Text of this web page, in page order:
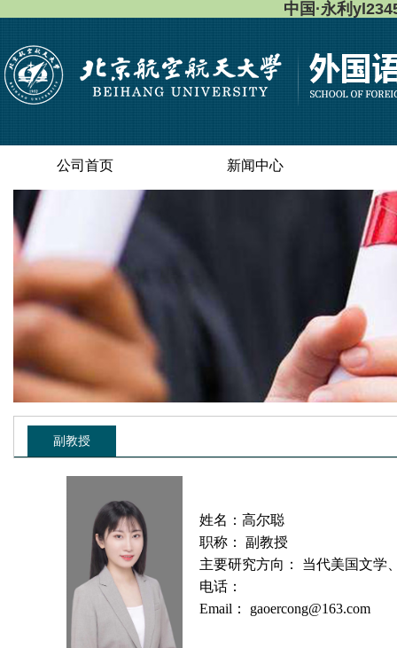
中国·永利
公司首页 新闻中心
副教授
姓名：高尔聪
职称： 副教授
主要研究方向： 当代美国文学
电话：
Email： gaoercong@163.com